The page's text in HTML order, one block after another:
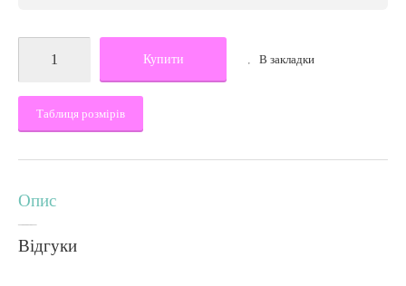
Купити В закладки
Таблиця розмірів
Опис
Відгуки